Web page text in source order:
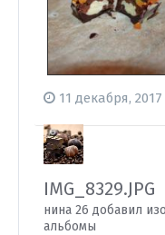
11 декабря, 2017
IMG_8329.JPG
нина 26 добавил
альбомы